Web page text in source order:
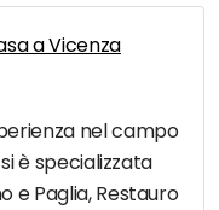
a Vicenza
nel campo
è specializzata
e Paglia, Restauro